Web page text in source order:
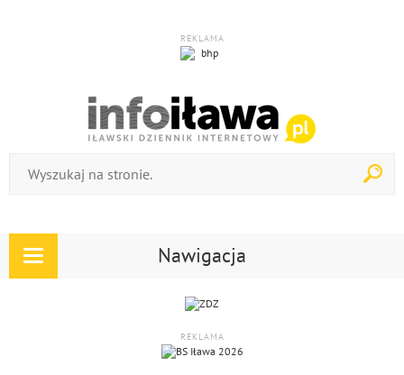
REKLAMA
Nawigacja
Rozwiń
REKLAMA